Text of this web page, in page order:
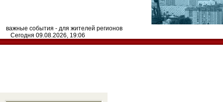
важные события - для жителей регионов
Сегодня 09.08.2026, 19:06